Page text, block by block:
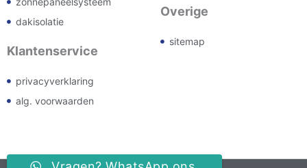
dakisolatie
Klantenservice
privacyverklaring
alg. voorwaarden
Overige
sitemap